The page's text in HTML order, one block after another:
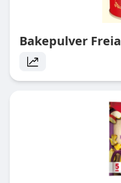
Bakepulver Freia